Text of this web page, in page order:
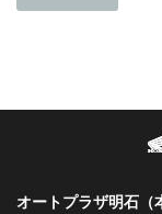
オートプラザ明石（